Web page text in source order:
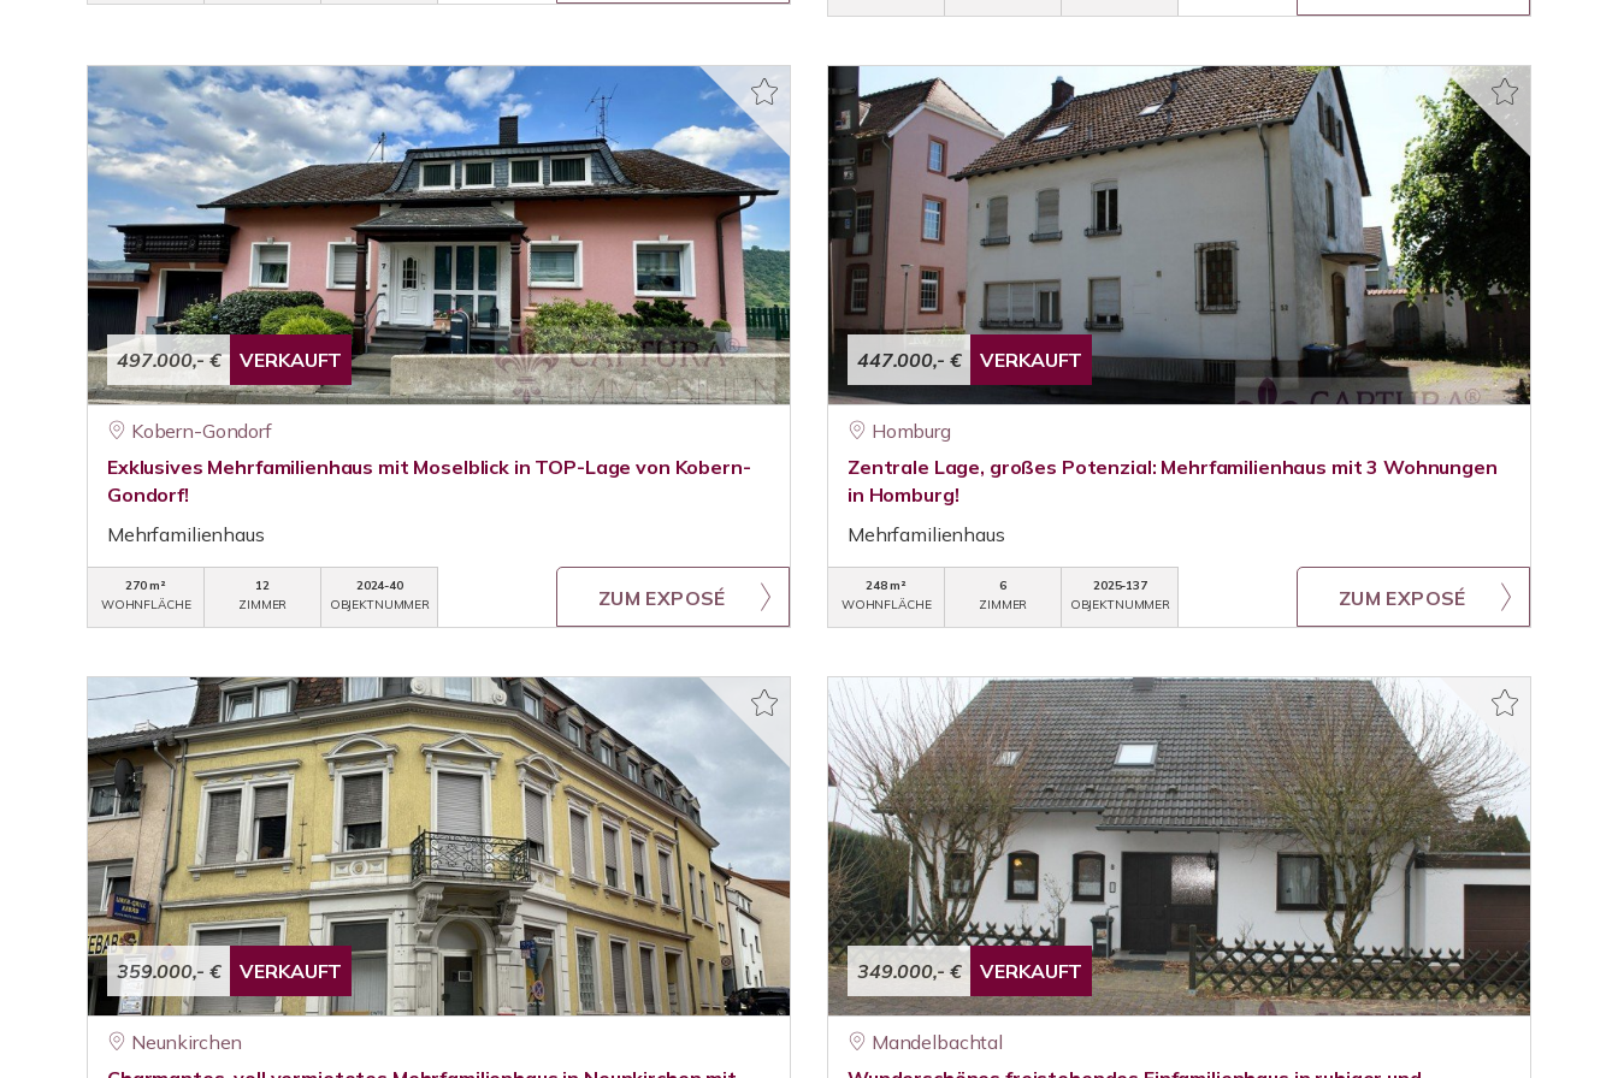
497.000,- € VERKAUFT
Kobern-Gondorf
Exklusives Mehrfamilienhaus mit Moselblick in TOP-Lage von Kobern-
Gondorf!
Mehrfamilienhaus
270 m²
WOHNFLÄCHE
12
ZIMMER
2024-40
OBJEKTNUMMER
ZUM EXPOSÉ
447.000,- € VERKAUFT
Homburg
Zentrale Lage, großes Potenzial: Mehrfamilienhaus mit 3 Wohnungen
in Homburg!
Mehrfamilienhaus
248 m²
WOHNFLÄCHE
6
ZIMMER
2025-137
OBJEKTNUMMER
ZUM EXPOSÉ
359.000,- € VERKAUFT
Neunkirchen
349.000,- € VERKAUFT
Mandelbachtal